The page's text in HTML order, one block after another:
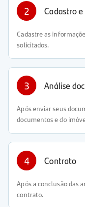
2 Cadastro
Cadastre as
solicitados.
3 Análise
Após enviar seus
documentos e do
4 Contrato
Após a conclusão das
contrato.